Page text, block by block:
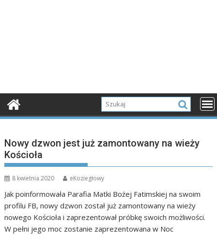
Nowy dzwon jest już zamontowany na wieży
Kościoła
8 kwietnia 2020 eKoziegłowy
Jak poinformowała Parafia Matki Bożej Fatimskiej na swoim
profilu FB, nowy dzwon został już zamontowany na wieży
nowego Kościoła i zaprezentował próbkę swoich możliwości.
W pełni jego moc zostanie zaprezentowana w Noc